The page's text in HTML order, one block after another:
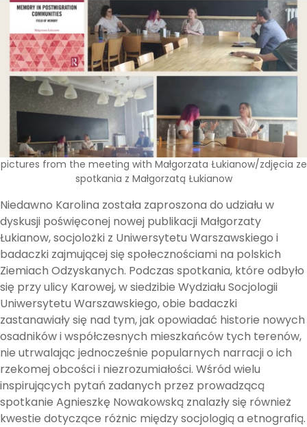
pictures from the meeting with Małgorzata Łukianow/zdjęcia ze
spotkania z Małgorzatą Łukianow
Niedawno Karolina została zaproszona do udziału w
dyskusji poświęconej nowej publikacji Małgorzaty
Łukianow, socjolożki z Uniwersytetu Warszawskiego i
badaczki zajmującej się społecznościami na polskich
Ziemiach Odzyskanych. Podczas spotkania, które odbyło
się przy ulicy Karowej, w siedzibie Wydziału Socjologii
Uniwersytetu Warszawskiego, obie badaczki
zastanawiały się nad tym, jak opowiadać historie nowych
osadników i współczesnych mieszkańców tych terenów,
nie utrwalając jednocześnie popularnych narracji o ich
rzekomej obcości i niezrozumiałości. Wśród wielu
inspirujących pytań zadanych przez prowadzącą
spotkanie Agnieszkę Nowakowską znalazły się również
kwestie dotyczące różnic między socjologią a etnografią.